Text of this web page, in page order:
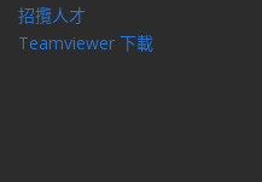
招攬人才
Teamviewer 下載